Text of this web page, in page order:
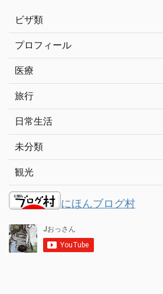
ビザ類
プロフィール
医療
旅行
日常生活
未分類
観光
にほんブログ村